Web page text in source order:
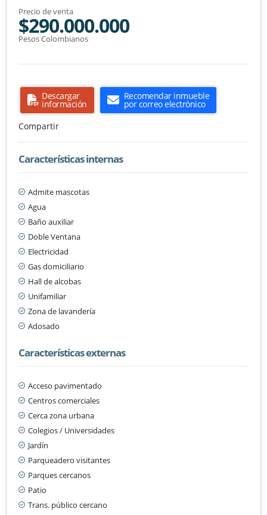
Precio de venta
$290.000.000
Pesos Colombianos
Descargar
información
Recomendar inmueble
por correo electrónico
Compartir
Características internas
Admite mascotas
Agua
Baño auxiliar
Doble Ventana
Electricidad
Gas domiciliario
Hall de alcobas
Unifamiliar
Zona de lavandería
Adosado
Características externas
Acceso pavimentado
Centros comerciales
Cerca zona urbana
Colegios / Universidades
Jardín
Parqueadero visitantes
Parques cercanos
Patio
Trans. público cercano